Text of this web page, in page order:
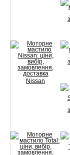
Nissan